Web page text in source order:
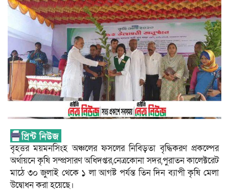
বৃহত্তর ময়মনসিংহ অঞ্চলের ফসলের নিবিড়তা বৃদ্ধিকরণ প্রকল্পের
অর্থায়নে কৃষি সম্প্রসারণ অধিদপ্তর,নেত্রকোনা সদর,পুরাতন কালেক্টরেট
মাঠে ৩০ জুলাই থেকে ১ লা আগষ্ট পর্যন্ত তিন দিন ব্যাপী কৃষি মেলা
উদ্বোধন করা হয়েছে।